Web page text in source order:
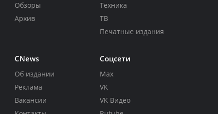
Обзоры
Архив
Техника
ТВ
Печатные издания
CNews
Об издании
Реклама
Вакансии
Соцсети
Max
VK
VK Видео